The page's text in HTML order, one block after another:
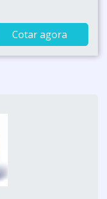
Cotar agora